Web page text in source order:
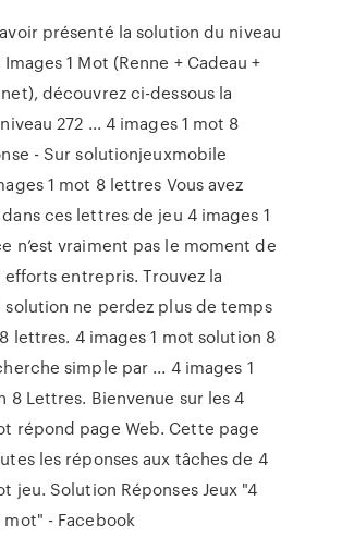
présenté la solution du niveau
1 Mot (Renne + Cadeau +
découvrez ci-dessous la
272 ... 4 images 1 mot 8
- Sur solutionjeuxmobile
1 mot 8 lettres Vous avez
ces lettres de jeu 4 images 1
n’est vraiment pas le moment de
entrepris. Trouvez la
solution ne perdez plus de temps
lettres. 4 images 1 mot solution 8
simple par ... 4 images 1
8 Lettres. Bienvenue sur les 4
répond page Web. Cette page
les réponses aux tâches de 4
jeu. Solution Réponses Jeux "4
mot" - Facebook